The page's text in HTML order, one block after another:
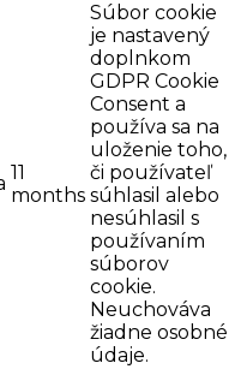
11
months
Súbor cookie
je nastavený
doplnkom
GDPR Cookie
Consent a
používa sa na
uloženie toho,
či používateľ
súhlasil alebo
nesúhlasil s
používaním
súborov
cookie.
Neuchováva
žiadne osobné
údaje.